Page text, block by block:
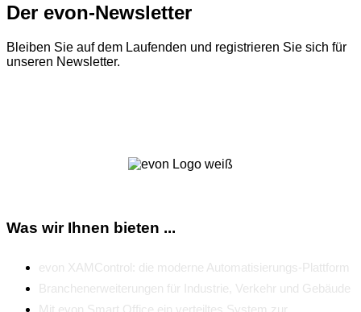
Der evon-Newsletter
Bleiben Sie auf dem Laufenden und registrieren Sie sich für
unseren Newsletter.
Was wir Ihnen bieten ...
evon XAMControl: die moderne Automatisierungs-Plattform
Branchenerweiterungen für Industrie, Verkehr und Gebäude
Mit evon Smart Office ein verteiltes System zur